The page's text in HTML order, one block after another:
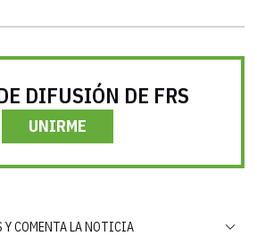
DIFUSIÓN DE FRS
UNIRME
Y COMENTA LA NOTICIA